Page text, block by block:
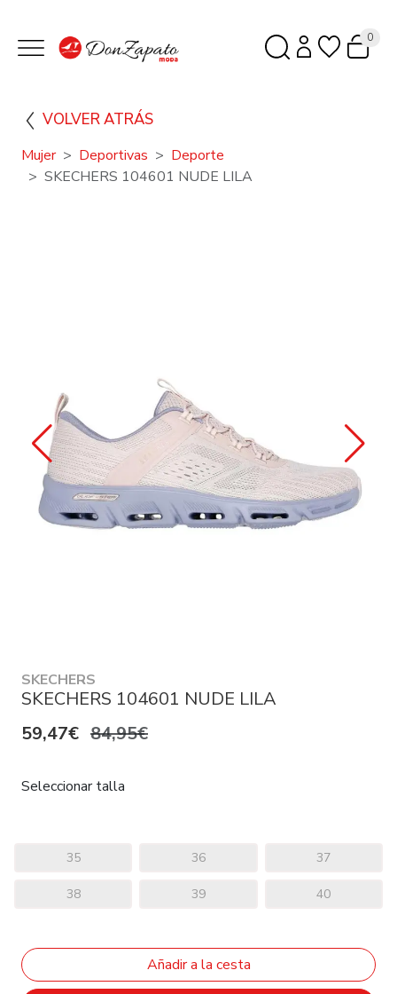
0
VOLVER ATRÁS
Mujer Deportivas
Deporte
SKECHERS 104601 NUDE LILA
SKECHERS
SKECHERS 104601 NUDE LILA
59,47€ 84,95€
Seleccionar talla
35 36 37
38 39 40